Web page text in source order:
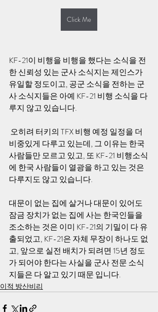
Click Me
KF-21이 비행을 비행을 했다는 소식을 전
한 신뢰성 있는 군사 소식지는 제인스가
유일할 정도이고, 공군 소식을 전하는 군
사 소식지들은 아예 KF-21 비행 소식을 다
루지 않고 있습니다.
비중있게 다루고 있는데, 그 이유는 한국
사람들만 모르고 있고, 또 KF-21 비행소식
에 한국 사람들이 열광을 하고 있는 것은
다루지도 않고 있습니다.
대문이 없는 집에 살거나 대문이 있어도
잠금 장치가 없는 집에 사는 한국인들을
조소하는 것은 이미 KF-21의 기밀이 다 유
출되었고, KF-21은 자체 무장이 하나도 없
고, 앞으로 실전 배치가 되려면 15년 정도
가 되어야 한다는 사실을 군사 전문 소식
지들은 다 알고 있기 때문 입니다.
이적 방산비리